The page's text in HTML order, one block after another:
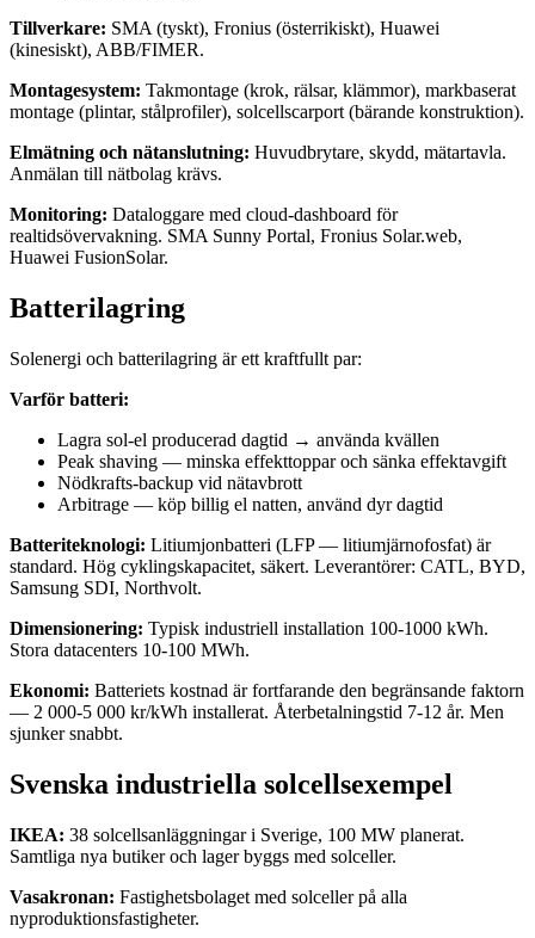
Tillverkare: SMA (tyskt), Fronius (österrikiskt), Huawei
(kinesiskt), ABB/FIMER.
Montagesystem: Takmontage (krok, rälsar, klämmor), markbaserat
montage (plintar, stålprofiler), solcellscarport (bärande konstruktion).
Elmätning och nätanslutning: Huvudbrytare, skydd, mätartavla.
Anmälan till nätbolag krävs.
Monitoring: Dataloggare med cloud-dashboard för
realtidsövervakning. SMA Sunny Portal, Fronius Solar.web,
Huawei FusionSolar.
Batterilagring
Solenergi och batterilagring är ett kraftfullt par:
Varför batteri:
Lagra sol-el producerad dagtid → använda kvällen
Peak shaving — minska effekttoppar och sänka effektavgift
Nödkrafts-backup vid nätavbrott
Arbitrage — köp billig el natten, använd dyr dagtid
Batteriteknologi: Litiumjonbatteri (LFP — litiumjärnofosfat) är
standard. Hög cyklingskapacitet, säkert. Leverantörer: CATL, BYD,
Samsung SDI, Northvolt.
Dimensionering: Typisk industriell installation 100-1000 kWh.
Stora datacenters 10-100 MWh.
Ekonomi: Batteriets kostnad är fortfarande den begränsande faktorn
— 2 000-5 000 kr/kWh installerat. Återbetalningstid 7-12 år. Men
sjunker snabbt.
Svenska industriella solcellsexempel
IKEA: 38 solcellsanläggningar i Sverige, 100 MW planerat.
Samtliga nya butiker och lager byggs med solceller.
Vasakronan: Fastighetsbolaget med solceller på alla
nyproduktionsfastigheter.